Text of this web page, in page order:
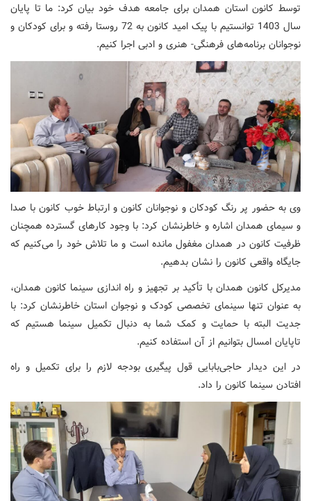
توسط کانون استان همدان برای جامعه هدف خود بیان کرد: ما تا پایان
سال 1403 توانستیم با پیک امید کانون به 72 روستا رفته و برای کودکان و
نوجوانان برنامه‌های فرهنگی- هنری و ادبی اجرا کنیم.
وی به حضور پر رنگ کودکان و نوجوانان کانون و ارتباط خوب کانون با صدا
و سیمای همدان اشاره و خاطرنشان کرد: با وجود کارهای گسترده همچنان
ظرفیت کانون در همدان مغفول مانده است و ما تلاش خود را می‌کنیم که
جایگاه واقعی کانون را نشان بدهیم.
مدیرکل کانون همدان با تأکید بر تجهیز و راه اندازی سینما کانون همدان،
به عنوان تنها سینمای تخصصی کودک و نوجوان استان خاطرنشان کرد: با
جدیت البته با حمایت و کمک شما به دنبال تکمیل سینما هستیم که
تاپایان امسال بتوانیم از آن استفاده کنیم.
در این دیدار حاجی‌بابایی قول پیگیری بودجه لازم را برای تکمیل و راه
افتادن سینما کانون را داد.